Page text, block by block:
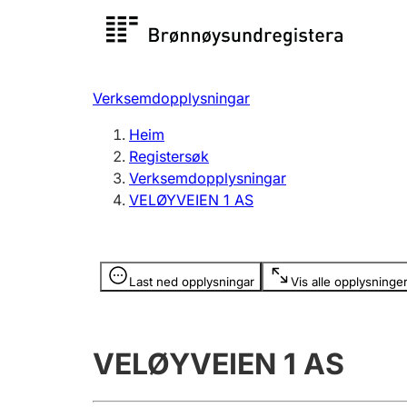
Registersøk
Registrere, endre, slette
Verksemdopplysningar
Heim
Registersøk
Verksemdopplysningar
VELØYVEIEN 1 AS
Last ned opplysningar Vis alle opplysninger
Opplysninger er skjult
VELØYVEIEN 1 AS